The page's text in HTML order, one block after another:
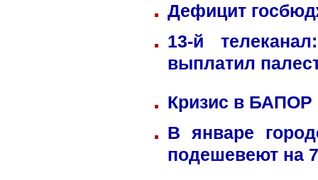
Дефицит
13-й
выплатил
Кризис в БАПОР
В январе
подешевеют на